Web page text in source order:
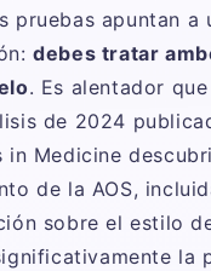
pruebas apuntan a
debes tratar
. Es alentador
de 2024
in Medicine
de la AOS,
sobre el estilo
la